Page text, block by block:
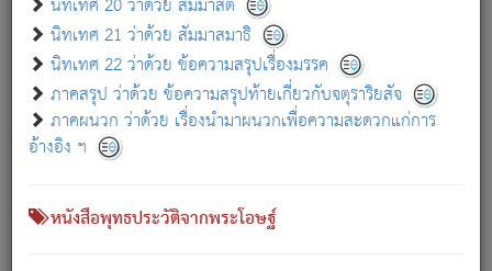
นิทเทศ 21 ว่าด้วย สัมมาสมาธิ
นิทเทศ 22 ว่าด้วย ข้อความสรุปเรื่องมรรค
ภาคสรุป ว่าด้วย ข้อความสรุปท้ายเกี่ยวกับจตุราริยสัจ
ภาคผนวก ว่าด้วย เรื่องนำมาผนวกเพื่อความสะดวกแก่การ
อ้างอิง ฯ
หนังสือพุทธประวัติจากพระโอษฐ์